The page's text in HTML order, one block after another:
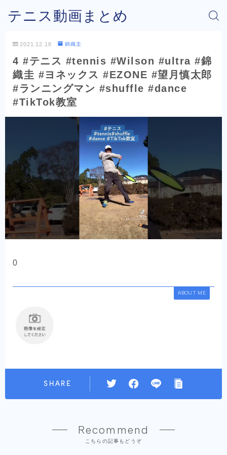
テニス動画まとめ
2021.12.18 錦織圭
4 #テニス #tennis #Wilson #ultra #錦
織圭 #ヨネックス #EZONE #望月慎太郎
#ランニングマン #shuffle #dance
#TikTok教室
0
ABOUT ME
SHARE
Recommend
こちらの記事もどうぞ